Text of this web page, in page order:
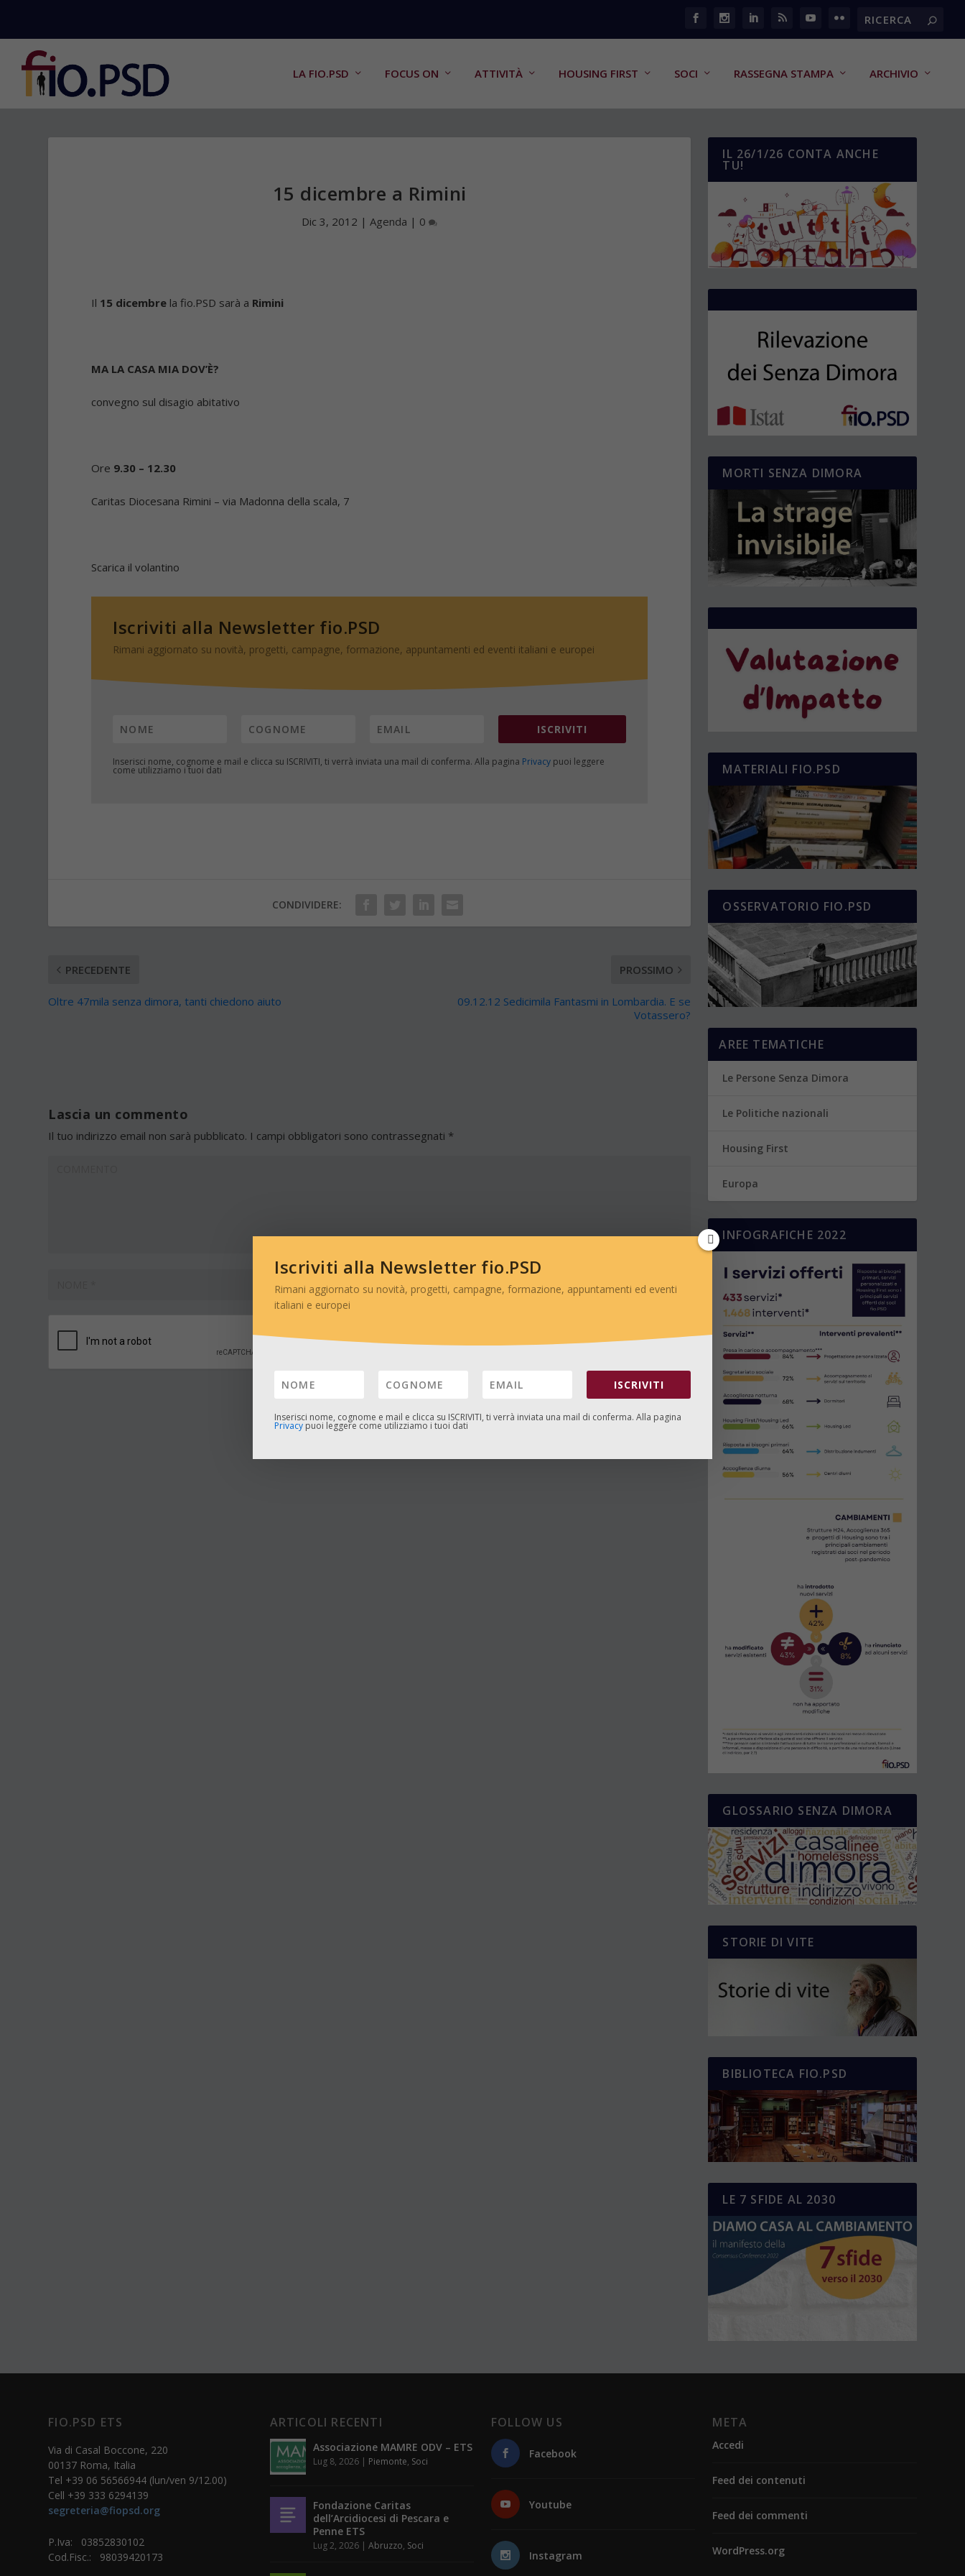
LA FIO.PSD FOCUS ON ATTIVITÀ HOUSING FIRST SOCI RASSEGNA STAMPA ARCHIVIO
15 dicembre a Rimini
Dic 3, 2012 |Agenda | 0
Il 15 dicembre la fio.PSD sarà a Rimini
MA LA CASA MIA DOV’È?
convegno sul disagio abitativo
Ore 9.30 – 12.30
Caritas Diocesana Rimini – via Madonna della scala, 7
Scarica il volantino
Iscriviti alla Newsletter fio.PSD
Rimani aggiornato su novità, progetti, campagne, formazione, appuntamenti ed eventi italiani e europei
ISCRIVITI
Inserisci nome, cognome e mail e clicca su ISCRIVITI, ti verrà inviata una mail di conferma. Alla pagina Privacy puoi leggere
come utilizziamo i tuoi dati
CONDIVIDERE:
PRECEDENTE
Oltre 47mila senza dimora, tanti chiedono aiuto
PROSSIMO
09.12.12 Sedicimila Fantasmi in Lombardia. E se
Votassero?
Lascia un commento
Il tuo indirizzo email non sarà pubblicato. I campi obbligatori sono contrassegnati *
IL 26/1/26 CONTA ANCHE
TU!
MORTI SENZA DIMORA
MATERIALI FIO.PSD
OSSERVATORIO FIO.PSD
AREE TEMATICHE
Le Persone Senza Dimora
Le Politiche nazionali
Housing First
Europa
INFOGRAFICHE 2022
GLOSSARIO SENZA DIMORA
STORIE DI VITE
BIBLIOTECA FIO.PSD
LE 7 SFIDE AL 2030
FIO.PSD ETS
Via di Casal Boccone, 220
00137 Roma, Italia
Tel +39 06 56566944 (lun/ven 9/12.00)
Cell +39 333 6294139
segreteria@fiopsd.org
P.Iva: 03852830102
Cod.Fisc.: 98039420173
ARTICOLI RECENTI
Associazione MAMRE ODV – ETS
Lug 8, 2026| Piemonte, Soci
Fondazione Caritas
dell’Arcidiocesi di Pescara e
Penne ETS
Lug 2, 2026| Abruzzo, Soci
FOLLOW US
Facebook
Youtube
Instagram
META
Accedi
Feed dei contenuti
Feed dei commenti
WordPress.org
Iscriviti alla Newsletter fio.PSD
Rimani aggiornato su novità, progetti, campagne, formazione, appuntamenti ed eventi
italiani e europei
ISCRIVITI
Inserisci nome, cognome e mail e clicca su ISCRIVITI, ti verrà inviata una mail di conferma. Alla pagina
Privacy puoi leggere come utilizziamo i tuoi dati